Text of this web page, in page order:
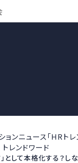
ンニュース「HRトレ
レンドワード
として本格化する？し